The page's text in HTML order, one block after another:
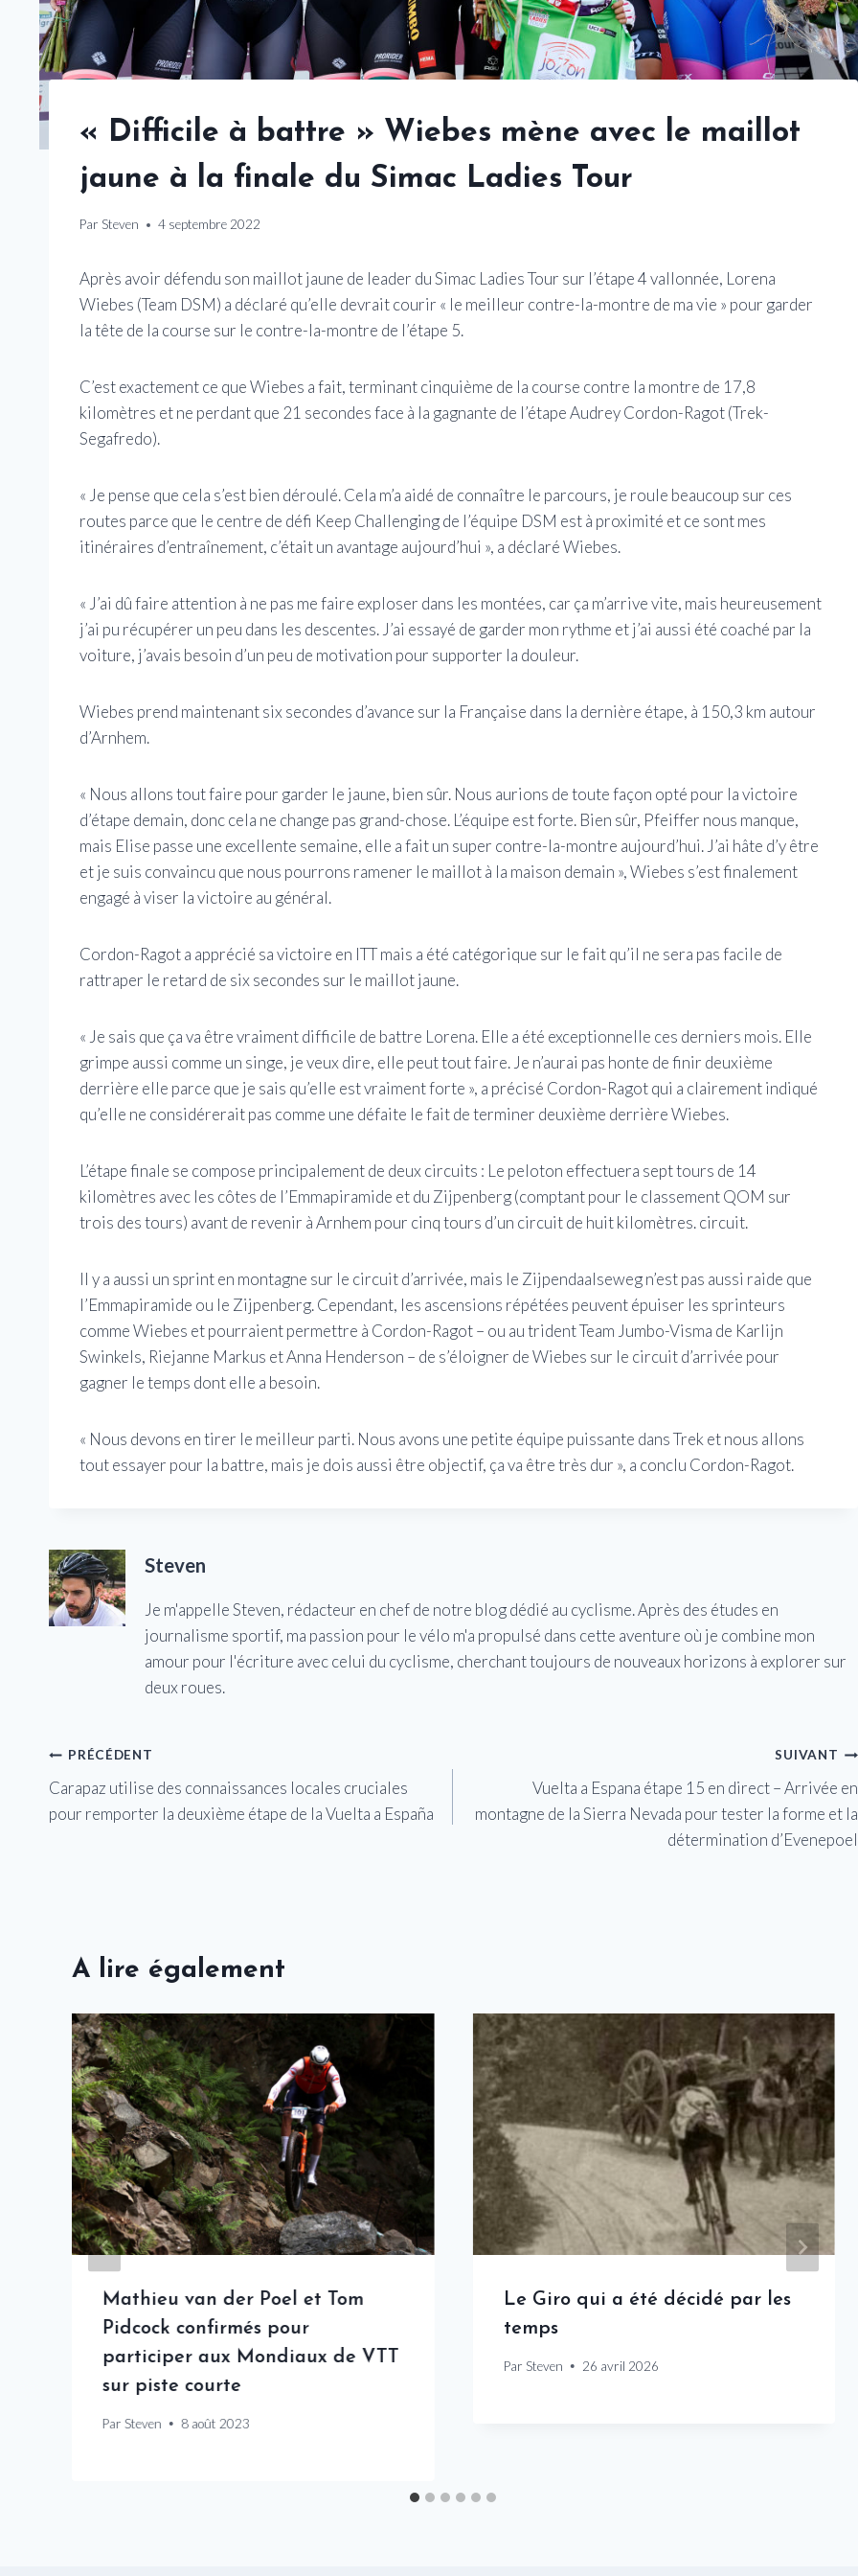
« Difficile à battre » Wiebes mène avec le maillot
jaune à la finale du Simac Ladies Tour
Par Steven 4 septembre 2022
Après avoir défendu son maillot jaune de leader du Simac Ladies Tour sur l’étape 4 vallonnée, Lorena
Wiebes (Team DSM) a déclaré qu’elle devrait courir « le meilleur contre-la-montre de ma vie » pour garder
la tête de la course sur le contre-la-montre de l’étape 5.
C’est exactement ce que Wiebes a fait, terminant cinquième de la course contre la montre de 17,8
kilomètres et ne perdant que 21 secondes face à la gagnante de l’étape Audrey Cordon-Ragot (Trek-
Segafredo).
« Je pense que cela s’est bien déroulé. Cela m’a aidé de connaître le parcours, je roule beaucoup sur ces
routes parce que le centre de défi Keep Challenging de l’équipe DSM est à proximité et ce sont mes
itinéraires d’entraînement, c’était un avantage aujourd’hui », a déclaré Wiebes.
« J’ai dû faire attention à ne pas me faire exploser dans les montées, car ça m’arrive vite, mais heureusement
j’ai pu récupérer un peu dans les descentes. J’ai essayé de garder mon rythme et j’ai aussi été coaché ​​par la
voiture, j’avais besoin d’un peu de motivation pour supporter la douleur.
Wiebes prend maintenant six secondes d’avance sur la Française dans la dernière étape, à 150,3 km autour
d’Arnhem.
« Nous allons tout faire pour garder le jaune, bien sûr. Nous aurions de toute façon opté pour la victoire
d’étape demain, donc cela ne change pas grand-chose. L’équipe est forte. Bien sûr, Pfeiffer nous manque,
mais Elise passe une excellente semaine, elle a fait un super contre-la-montre aujourd’hui. J’ai hâte d’y être
et je suis convaincu que nous pourrons ramener le maillot à la maison demain », Wiebes s’est finalement
engagé à viser la victoire au général.
Cordon-Ragot a apprécié sa victoire en ITT mais a été catégorique sur le fait qu’il ne sera pas facile de
rattraper le retard de six secondes sur le maillot jaune.
« Je sais que ça va être vraiment difficile de battre Lorena. Elle a été exceptionnelle ces derniers mois. Elle
grimpe aussi comme un singe, je veux dire, elle peut tout faire. Je n’aurai pas honte de finir deuxième
derrière elle parce que je sais qu’elle est vraiment forte », a précisé Cordon-Ragot qui a clairement indiqué
qu’elle ne considérerait pas comme une défaite le fait de terminer deuxième derrière Wiebes.
L’étape finale se compose principalement de deux circuits : Le peloton effectuera sept tours de 14
kilomètres avec les côtes de l’Emmapiramide et du Zijpenberg (comptant pour le classement QOM sur
trois des tours) avant de revenir à Arnhem pour cinq tours d’un circuit de huit kilomètres. circuit.
Il y a aussi un sprint en montagne sur le circuit d’arrivée, mais le Zijpendaalseweg n’est pas aussi raide que
l’Emmapiramide ou le Zijpenberg. Cependant, les ascensions répétées peuvent épuiser les sprinteurs
comme Wiebes et pourraient permettre à Cordon-Ragot – ou au trident Team Jumbo-Visma de Karlijn
Swinkels, Riejanne Markus et Anna Henderson – de s’éloigner de Wiebes sur le circuit d’arrivée pour
gagner le temps dont elle a besoin.
« Nous devons en tirer le meilleur parti. Nous avons une petite équipe puissante dans Trek et nous allons
tout essayer pour la battre, mais je dois aussi être objectif, ça va être très dur », a conclu Cordon-Ragot.
Steven
Je m'appelle Steven, rédacteur en chef de notre blog dédié au cyclisme. Après des études en
journalisme sportif, ma passion pour le vélo m'a propulsé dans cette aventure où je combine mon
amour pour l'écriture avec celui du cyclisme, cherchant toujours de nouveaux horizons à explorer sur
deux roues.
Navigation
de
PRÉCÉDENT
Carapaz utilise des connaissances locales cruciales
pour remporter la deuxième étape de la Vuelta a España
SUIVANT
Vuelta a Espana étape 15 en direct – Arrivée en
montagne de la Sierra Nevada pour tester la forme et la
détermination d’Evenepoel
A lire également
Mathieu van der Poel et Tom
Pidcock confirmés pour
participer aux Mondiaux de VTT
sur piste courte
Par Steven 8 août 2023
Le Giro qui a été décidé par les
temps
Par Steven 26 avril 2026